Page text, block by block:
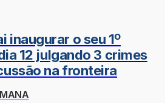
inaugurar o seu 1º
12 julgando 3 crimes
na fronteira